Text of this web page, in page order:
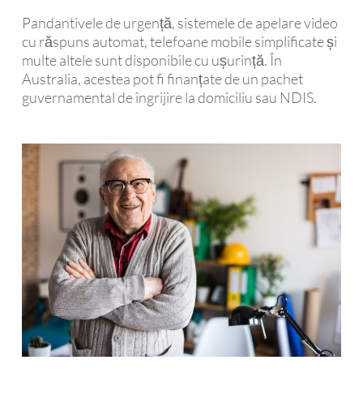
Pandantivele de urgență, sistemele de apelare video
cu răspuns automat, telefoane mobile simplificate și
multe altele sunt disponibile cu ușurință. În
Australia, acestea pot fi finanțate de un pachet
guvernamental de îngrijire la domiciliu sau NDIS.